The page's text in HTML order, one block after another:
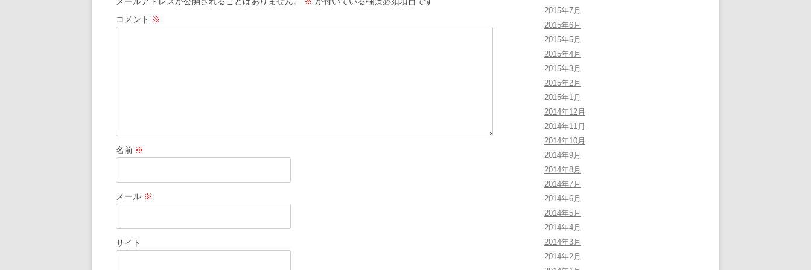
ー
コメント ※
名前 ※
メール ※
サイト
2015年7月
2015年6月
2015年5月
2015年4月
2015年3月
2015年2月
2015年1月
2014年12月
2014年11月
2014年10月
2014年9月
2014年8月
2014年7月
2014年6月
2014年5月
2014年4月
2014年3月
2014年2月